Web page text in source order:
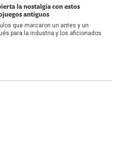
la nostalgia con estos
antiguos
que marcaron un antes y un
para la industria y los aficionados